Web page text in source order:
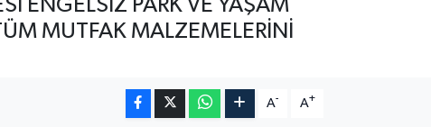
ENGELSİZ PARK VE YAŞAM
MUTFAK MALZEMELERİNİ
A- A+